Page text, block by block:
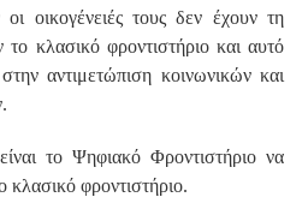
οικογένειές τους δεν έχουν τη
κλασικό φροντιστήριο και αυτό
αντιμετώπιση κοινωνικών και
το Ψηφιακό Φροντιστήριο να
κλασικό φροντιστήριο.